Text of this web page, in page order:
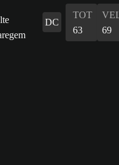
DC
TOT
63
69